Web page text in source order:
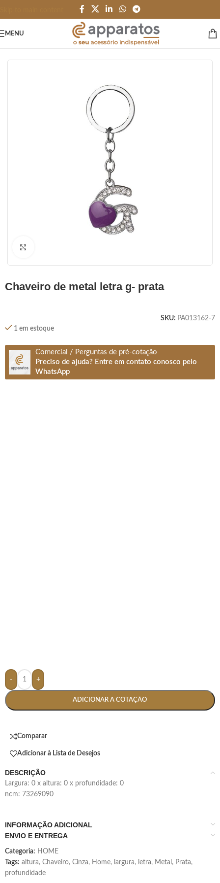
MENU
chaveiro de metal letra g- prata
SKU: PA013162-7
1 em estoque
Comercial / Perguntas de pré-cotação
Preciso de ajuda? Entre em contato conosco pelo
WhatsApp
- +
ADICIONAR A COTAÇÃO
Comparar
Adicionar à Lista de Desejos
DESCRIÇÃO
largura: 0 x altura: 0 x profundidade: 0
ncm: 73269090
INFORMAÇÃO ADICIONAL
ENVIO E ENTREGA
Categoria: HOME
Tags: altura, Chaveiro, Cinza, Home, largura, letra, Metal , Prata,
profundidade